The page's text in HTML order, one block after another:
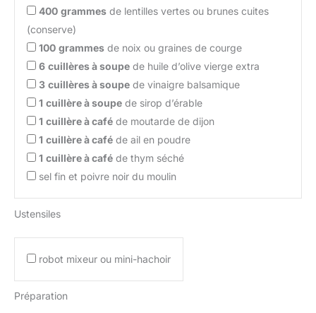
400 grammes de lentilles vertes ou brunes cuites
(conserve)
100 grammes de noix ou graines de courge
6 cuillères à soupe de huile d’olive vierge extra
3 cuillères à soupe de vinaigre balsamique
1 cuillère à soupe de sirop d’érable
1 cuillère à café de moutarde de dijon
1 cuillère à café de ail en poudre
1 cuillère à café de thym séché
sel fin et poivre noir du moulin
Ustensiles
robot mixeur ou mini-hachoir
Préparation